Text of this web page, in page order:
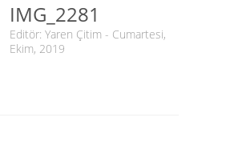
IMG_2281
Editör: Yaren Çitim - Cumartesi,
Ekim, 2019